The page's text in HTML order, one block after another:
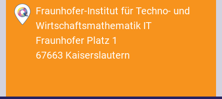
Fraunhofer-Institut für Techno- und
Wirtschaftsmathematik IT
Fraunhofer Platz 1
67663 Kaiserslautern